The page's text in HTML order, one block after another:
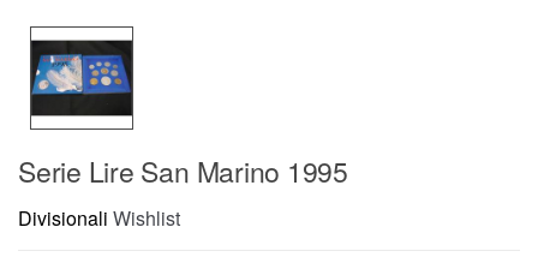
Serie Lire San Marino 1995
Divisionali Wishlist